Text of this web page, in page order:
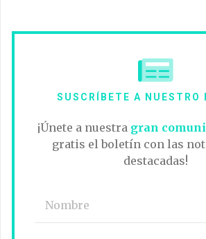
SUSCRÍBETE A NUESTRO
¡Únete a nuestra gran
gratis el boletín con las
destacadas!